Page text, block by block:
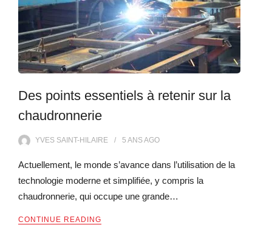
Des points essentiels à retenir sur la
chaudronnerie
YVES SAINT-HILAIRE 5 ANSAGO
Actuellement, le monde s’avance dans l’utilisation de la
technologie moderne et simplifiée, y compris la
chaudronnerie, qui occupe une grande…
CONTINUE READING